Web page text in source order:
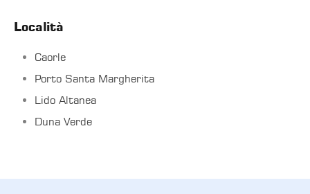
Località
Caorle
Porto Santa Margherita
Lido Altanea
Duna Verde